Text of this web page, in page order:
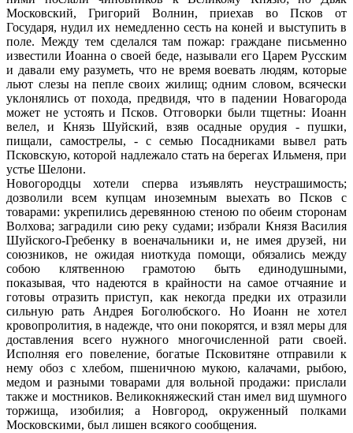
Московский, Григорий Волнин, приехав во Псков от
Государя, нудил их немедленно сесть на коней и выступить в
поле. Между тем сделался там пожар: граждане письменно
известили Иоанна о своей беде, называли его Царем Русским
и давали ему разуметь, что не время воевать людям, которые
льют слезы на пепле своих жилищ; одним словом, всячески
уклонялись от похода, предвидя, что в падении Новагорода
может не устоять и Псков. Отговорки были тщетны: Иоанн
велел, и Князь Шуйский, взяв осадные орудия - пушки,
пищали, самострелы, - с семью Посадниками вывел рать
Псковскую, которой надлежало стать на берегах Ильменя, при
устье Шелони.
Новогородцы хотели сперва изъявлять неустрашимость;
дозволили всем купцам иноземным выехать во Псков с
товарами: укрепились деревянною стеною по обеим сторонам
Волхова; заградили сию реку судами; избрали Князя Василия
Шуйского-Гребенку в военачальники и, не имея друзей, ни
союзников, не ожидая ниоткуда помощи, обязались между
собою клятвенною грамотою быть единодушными,
показывая, что надеются в крайности на самое отчаяние и
готовы отразить приступ, как некогда предки их отразили
сильную рать Андрея Боголюбского. Но Иоанн не хотел
кровопролития, в надежде, что они покорятся, и взял меры для
доставления всего нужного многочисленной рати своей.
Исполняя его повеление, богатые Псковитяне отправили к
нему обоз с хлебом, пшеничною мукою, калачами, рыбою,
медом и разными товарами для вольной продажи: прислали
также и мостников. Великокняжеский стан имел вид шумного
торжища, изобилия; а Новгород, окруженный полками
Московскими, был лишен всякого сообщения.